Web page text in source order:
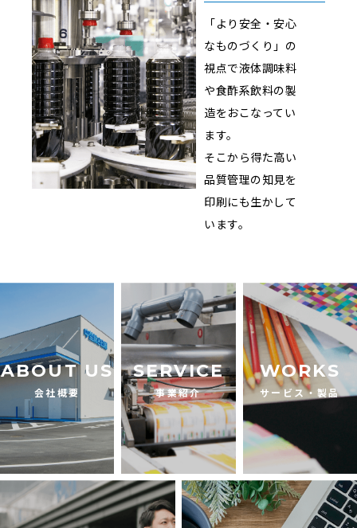
「より安全・安心
なものづくり」の
視点で液体調味料
や食酢系飲料の製
造をおこなってい
ます。
そこから得た高い
品質管理の知見を
印刷にも生かして
います。
ABOUT US
会社概要
SERVICE
事業紹介
WORKS
サービス・製品